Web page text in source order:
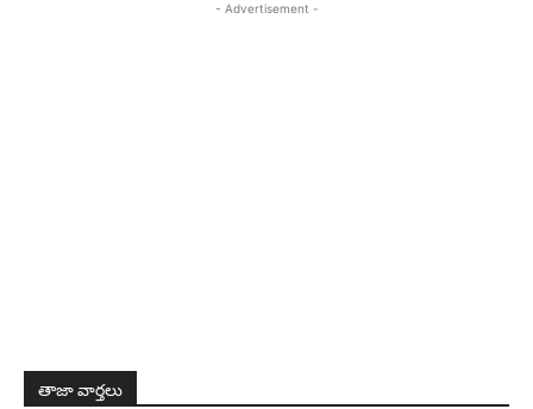
- Advertisement -
తాజా వార్తలు